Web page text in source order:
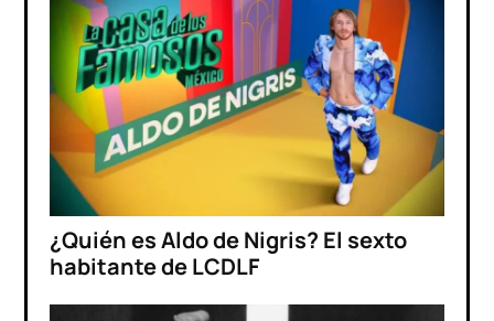
¿Quién es Aldo de Nigris? El sexto
habitante de LCDLF